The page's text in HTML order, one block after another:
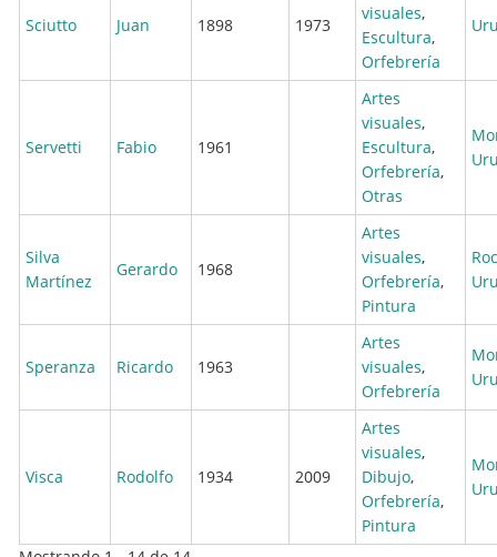
Sciutto Juan 1898 1973
visuales,
Escultura,
Orfebrería
Servetti Fabio 1961
Artes
visuales,
Escultura,
Orfebrería,
Otras
Silva
Martínez
Gerardo 1968
Artes
visuales,
Orfebrería,
Pintura
Speranza Ricardo 1963
Artes
visuales,
Orfebrería
Visca Rodolfo 1934 2009
Artes
visuales,
Dibujo,
Orfebrería,
Pintura